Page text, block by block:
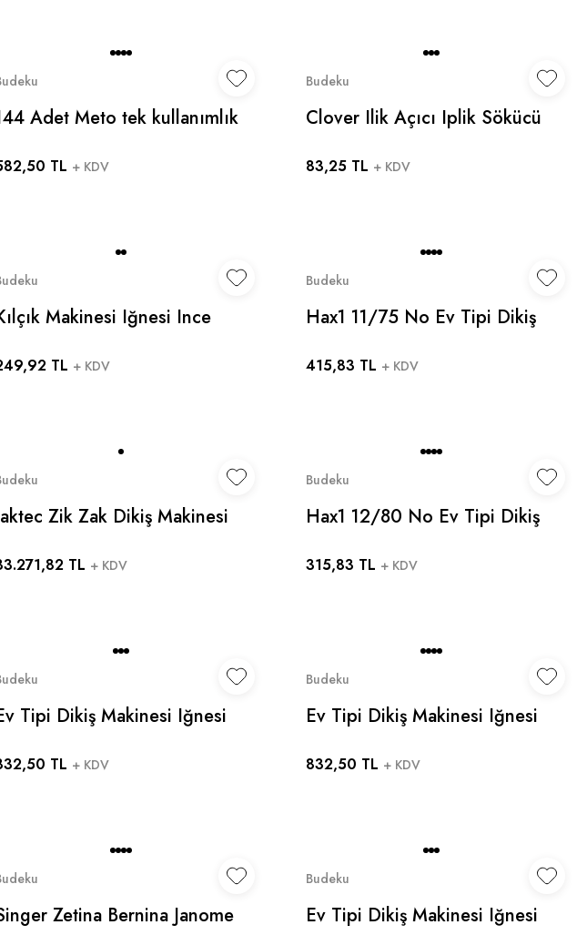
Adet Meto tek kullanımlık
anti-statik parmaklık
TL + KDV
Budeku
Clover Ilik Açıcı Iplik Sökücü
83,25 TL + KDV
Makinesi Iğnesi Ince
TL + KDV
Budeku
Hax1 11/75 No Ev Tipi Dikiş
Singer Zetina Bernina Janome
415,83 TL + KDV
Zik Zak Dikiş Makinesi
TL + KDV
Budeku
Hax1 12/80 No Ev Tipi Dikiş
Zetina Bernina Janome Uyumlu
315,83 TL + KDV
Tipi Dikiş Makinesi Iğnesi
Zetina Bernina Janome
TL + KDV
Budeku
Ev Tipi Dikiş Makinesi Iğnesi
Singer Zetina Bernina Janome
832,50 TL + KDV
Zetina Bernina Janome
Budeku
Ev Tipi Dikiş Makinesi Iğnesi